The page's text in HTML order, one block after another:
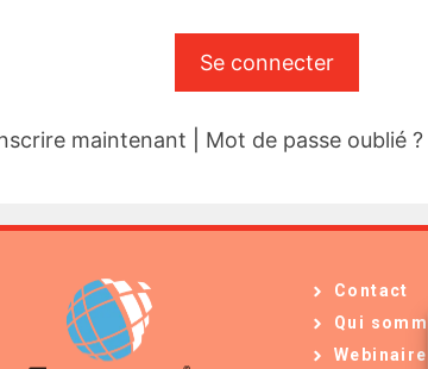
maintenant Mot de passe oublié ?
Contact
Qui
Webinaires